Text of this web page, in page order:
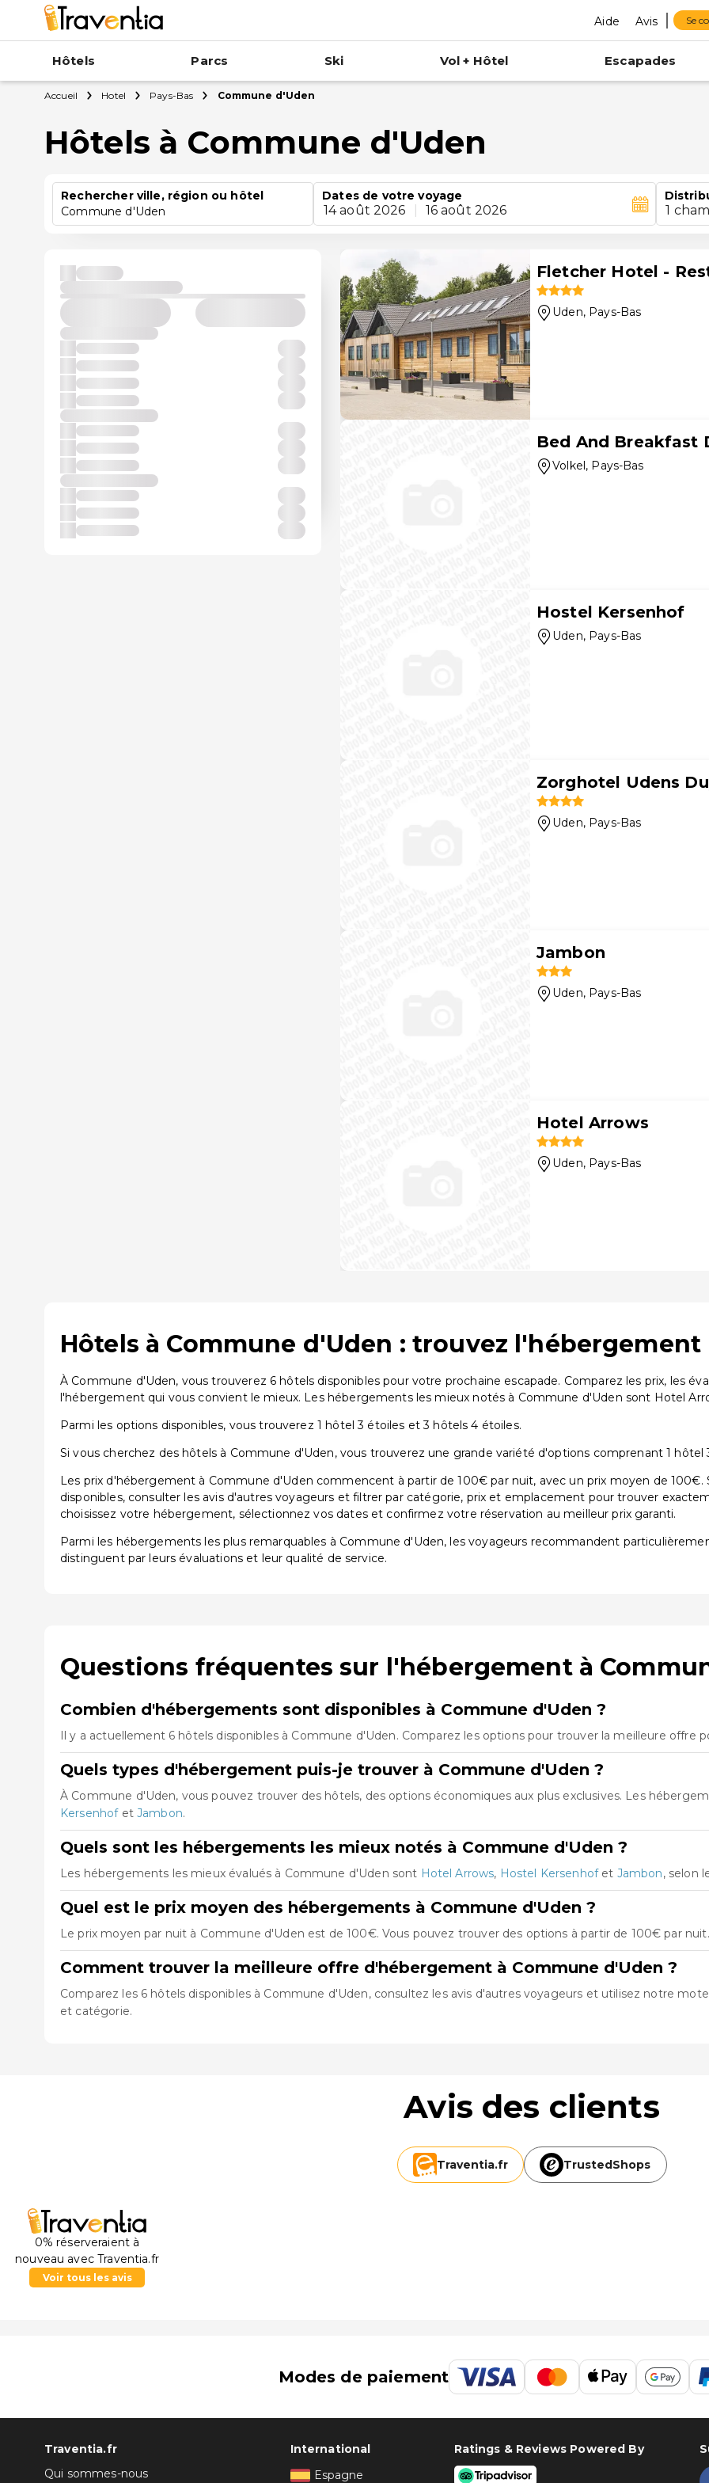
Aide Avis Se
Hôtels Parcs Ski Vol + Hôtel Escapades
Accueil Hotel Pays-Bas Commune d'Uden
Hôtels à Commune d'Uden
Rechercher ville, région ou hôtel
Commune d'Uden
Dates de votre voyage
14 août 2026 16 août 2026 1
Fletcher Hotel -
Uden, Pays-Bas
Bed And Breakfast
Volkel, Pays-Bas
Hostel Kersenhof
Uden, Pays-Bas
Zorghotel Udens
Uden, Pays-Bas
Jambon
Uden, Pays-Bas
Hotel Arrows
Uden, Pays-Bas
Hôtels à Commune d'Uden : trouvez
À Commune d'Uden, vous trouverez 6 hôtels disponibles pour votre prochaine escapade. Comparez les prix, les
l'hébergement qui vous convient le mieux. Les hébergements les mieux notés à Commune d'Uden sont Hotel
Parmi les options disponibles, vous trouverez 1 hôtel 3 étoiles et 3 hôtels 4 étoiles.
Si vous cherchez des hôtels à Commune d'Uden, vous trouverez une grande variété d'options comprenant 1 hôtel
Les prix d'hébergement à Commune d'Uden commencent à partir de 100€ par nuit, avec un prix moyen de 100€.
disponibles, consulter les avis d'autres voyageurs et filtrer par catégorie, prix et emplacement pour trouver
choisissez votre hébergement, sélectionnez vos dates et confirmez votre réservation au meilleur prix garanti.
Parmi les hébergements les plus remarquables à Commune d'Uden, les voyageurs recommandent
distinguent par leurs évaluations et leur qualité de service.
Questions fréquentes sur l'hébergement à
Combien d'hébergements sont disponibles à Commune d'Uden ?
Il y a actuellement 6 hôtels disponibles à Commune d'Uden. Comparez les options pour trouver la meilleure offre
Quels types d'hébergement puis-je trouver à Commune d'Uden ?
À Commune d'Uden, vous pouvez trouver des hôtels, des options économiques aux plus exclusives. Les
Kersenhofet Jambon.
Quels sont les hébergements les mieux notés à Commune d'Uden ?
Les hébergements les mieux évalués à Commune d'Uden sont Hotel Arrows, Hostel Kersenhofet Jambon, selon
Quel est le prix moyen des hébergements à Commune d'Uden ?
Le prix moyen par nuit à Commune d'Uden est de 100€. Vous pouvez trouver des options à partir de 100€ par nuit.
Comment trouver la meilleure offre d'hébergement à Commune d'Uden ?
Comparez les 6 hôtels disponibles à Commune d'Uden, consultez les avis d'autres voyageurs et utilisez notre
et catégorie.
Avis des clients
Traventia.fr TrustedShops
0% réserveraient à
nouveau avec Traventia.fr
Voir tous les avis
Modes de paiement
Traventia.fr
Qui sommes-nous
International
Espagne
Ratings & Reviews Powered By